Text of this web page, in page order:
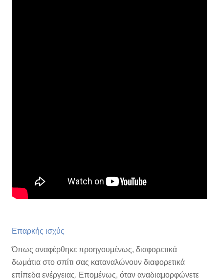
Επαρκής ισχύς
Όπως αναφέρθηκε προηγουμένως, διαφορετικά
δωμάτια στο σπίτι σας καταναλώνουν διαφορετικά
επίπεδα ενέργειας. Επομένως, όταν αναδιαμορφώνετε